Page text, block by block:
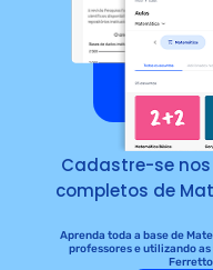
Cadastre-se
completos de
Aprenda toda a base de
professores e utilizando